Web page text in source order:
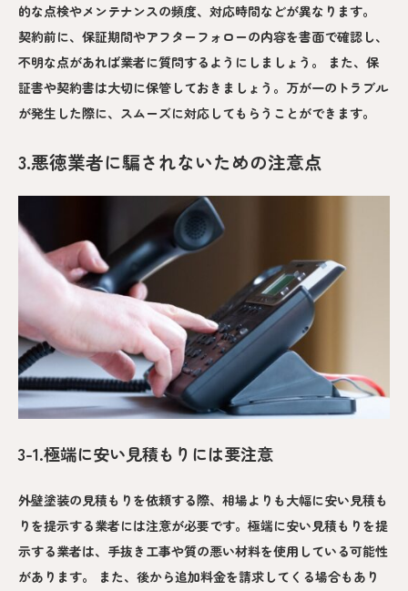
的な点検やメンテナンスの頻度、対応時間などが異なります。
契約前に、保証期間やアフターフォローの内容を書面で確認し、
不明な点があれば業者に質問するようにしましょう。 また、保
証書や契約書は大切に保管しておきましょう。万が一のトラブル
が発生した際に、スムーズに対応してもらうことができます。
3.悪徳業者に騙されないための注意点
3-1.極端に安い見積もりには要注意
外壁塗装の見積もりを依頼する際、相場よりも大幅に安い見積も
りを提示する業者には注意が必要です。極端に安い見積もりを提
示する業者は、手抜き工事や質の悪い材料を使用している可能性
があります。 また、後から追加料金を請求してくる場合もあり